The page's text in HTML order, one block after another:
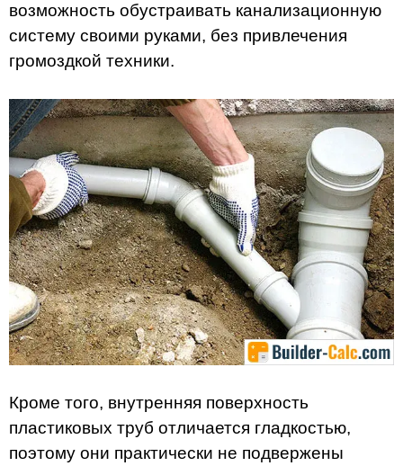
возможность обустраивать канализационную
систему своими руками, без привлечения
громоздкой техники.
Кроме того, внутренняя поверхность
пластиковых труб отличается гладкостью,
поэтому они практически не подвержены